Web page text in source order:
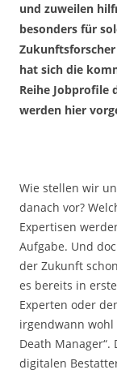
und zuweilen
besonders für
hat sich die
Reihe Jobprofile
werden hier
Wie stellen wir
danach vor?
Expertisen
Aufgabe. Und
der Zukunft
es bereits in
Experten oder
irgendwann wohl
Death
digitalen